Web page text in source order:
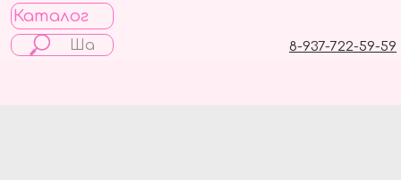
Каталог
8-937-722-59-59